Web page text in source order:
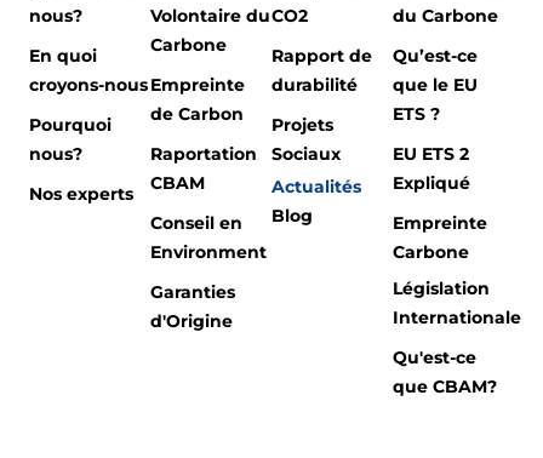
nous?
En quoi
croyons-nous
Pourquoi
nous?
Nos experts
Volontaire du
Carbone
Empreinte
de Carbon
Raportation
CBAM
Conseil en
Environment
Garanties
d'Origine
CO2
Rapport de
durabilité
Projets
Sociaux
Actualités
Blog
du Carbone
Qu’est-ce
que le EU
ETS ?
EU ETS 2
Expliqué
Empreinte
Carbone
Législation
Internationale
Qu'est-ce
que CBAM?